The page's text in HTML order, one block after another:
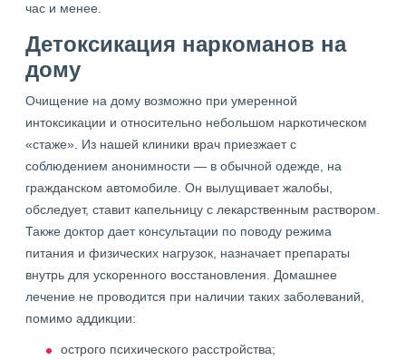
час и менее.
Детоксикация наркоманов на
дому
Очищение на дому возможно при умеренной
интоксикации и относительно небольшом наркотическом
«стаже». Из нашей клиники врач приезжает с
соблюдением анонимности — в обычной одежде, на
гражданском автомобиле. Он вылущивает жалобы,
обследует, ставит капельницу с лекарственным раствором.
Также доктор дает консультации по поводу режима
питания и физических нагрузок, назначает препараты
внутрь для ускоренного восстановления. Домашнее
лечение не проводится при наличии таких заболеваний,
помимо аддикции:
острого психического расстройства;